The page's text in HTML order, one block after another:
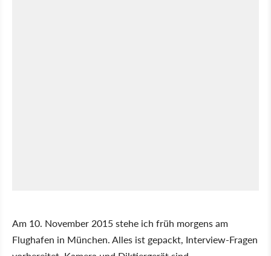
Am 10. November 2015 stehe ich früh morgens am
Flughafen in München. Alles ist gepackt, Interview-Fragen